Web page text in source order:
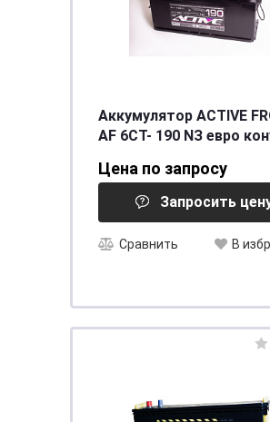
Аккумулятор ACTIVE
AF 6СТ- 190 NЗ евро
Цена по запросу
Запросить
Сравнить В